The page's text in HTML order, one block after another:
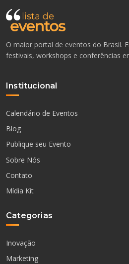
O maior portal de eventos do Brasil.
festivais, workshops e conferências
Institucional
Calendário de Eventos
Blog
Publique seu Evento
Sobre Nós
Contato
Mídia Kit
Categorias
Inovação
Marketing